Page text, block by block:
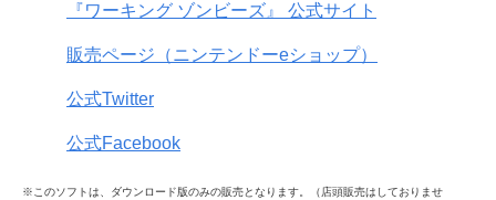
『ワーキング ゾンビーズ』 公式サイト
販売ページ（ニンテンドーeショップ）
公式Twitter
公式Facebook
※このソフトは、ダウンロード版のみの販売となります。（店頭販売はしておりませ